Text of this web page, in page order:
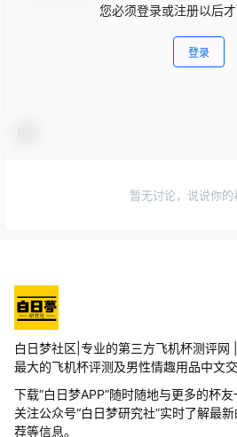
您必须登录或注册以后
登录
暂无讨论，说说你的
白日梦社区|专业的第三方飞机杯测评网
最大的飞机杯评测及男性情趣用品中文交
下载“白日梦APP”随时随地与更多的杯友
关注公众号“白日梦研究社”实时了解最
荐等信息。